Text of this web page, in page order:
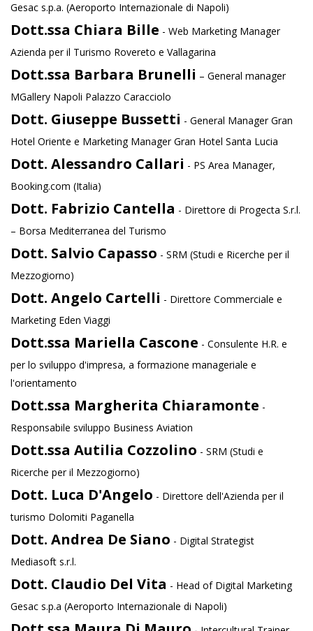
Gesac s.p.a. (Aeroporto Internazionale di Napoli)
Dott.ssa Chiara Bille - Web Marketing Manager
Azienda per il Turismo Rovereto e Vallagarina
Dott.ssa Barbara Brunelli – General manager
MGallery Napoli Palazzo Caracciolo
Dott. Giuseppe Bussetti - General Manager Gran
Hotel Oriente e Marketing Manager Gran Hotel Santa Lucia
Dott. Alessandro Callari - PS Area Manager,
Booking.com (Italia)
Dott. Fabrizio Cantella - Direttore di Progecta S.r.l.
– Borsa Mediterranea del Turismo
Dott. Salvio Capasso - SRM (Studi e Ricerche per il
Mezzogiorno)
Dott. Angelo Cartelli - Direttore Commerciale e
Marketing Eden Viaggi
Dott.ssa Mariella Cascone - Consulente H.R. e
per lo sviluppo d'impresa, a formazione manageriale e
l'orientamento
Dott.ssa Margherita Chiaramonte -
Responsabile sviluppo Business Aviation
Dott.ssa Autilia Cozzolino - SRM (Studi e
Ricerche per il Mezzogiorno)
Dott. Luca D'Angelo - Direttore dell'Azienda per il
turismo Dolomiti Paganella
Dott. Andrea De Siano - Digital Strategist
Mediasoft s.r.l.
Dott. Claudio Del Vita - Head of Digital Marketing
Gesac s.p.a (Aeroporto Internazionale di Napoli)